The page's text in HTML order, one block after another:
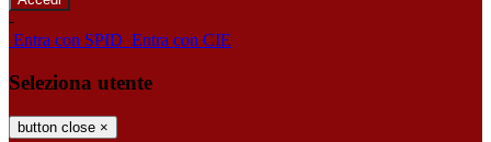
-
Entra con SPID Entra con CIE
Seleziona utente
button close ×